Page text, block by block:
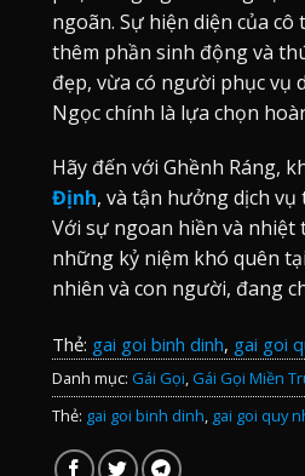
ngoãn. Sự hiện diện của
thêm phần sinh động và
đẹp, vừa có người phục vụ
Ngọc chính là lựa chọn
Hãy đến với Ghềnh Ráng,
Định, và tận hưởng dịch
Với sự ngoan hiền và nhiệt
những kỷ niệm khó quên
nhiên và con người, đang
Thẻ: gai goi binh dinh, gai goi
Danh mục: Gái Gọi, Gái Gọi Miền
Thẻ: gai goi binh dinh, gai goi quy